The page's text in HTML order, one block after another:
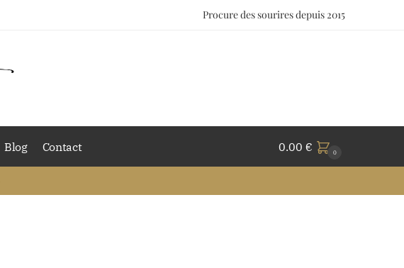
Procure des sourires depuis 2015
Blog Contact 0.00 € 0